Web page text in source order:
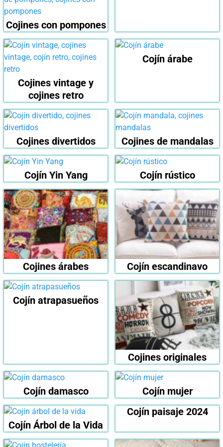
Cojines con pompones
Cojines vintage y
cojines retro
Cojín árabe
Cojines divertidos Cojines de mandalas
Cojín Yin Yang Cojín rústico
Cojines árabes Cojín escandinavo
Cojín atrapasueños
Cojines originales
Cojín damasco Cojín mujer
Cojín Árbol de la Vida
Cojín paisaje 2024